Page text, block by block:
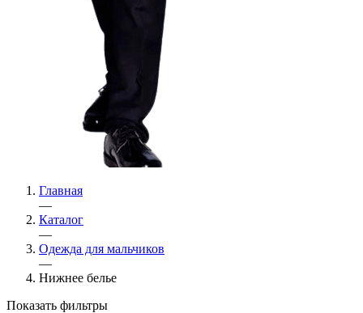
Главная
—
Каталог
—
Одежда для мальчиков
—
Нижнее белье
Показать фильтры